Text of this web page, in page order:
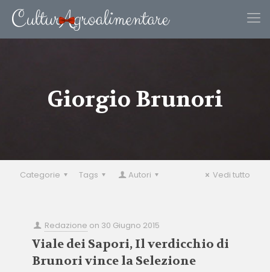
Giorgio Brunori
Categorie Tags Autori Vedi tutto
Redazione on 30 Giugno 2015
Viale dei Sapori, Il verdicchio di
Brunori vince la Selezione